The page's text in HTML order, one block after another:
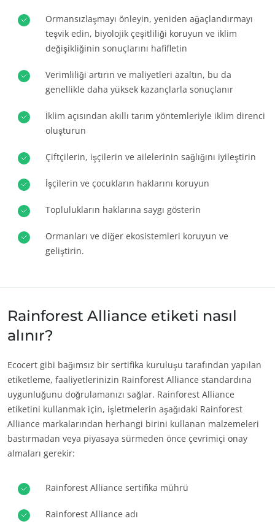
CSR TAAHHÜTLERIMIZ
Hi̇zmetleri̇mi̇zle harekete geç
Eki̇pleri̇mi̇zle i̇lerl
Çevremi̇z i̇çi̇n çaliş
Almanya (Almanca)
Fransa (Fransızca)
Romanya (Rumence)
Türkiye (Türkçe)
İsviçre (Almanca)
İtalya (İtalyanca)
Ormansızlaşmayı önleyin, yeniden ağaçlandırmayı
teşvik edin, biyolojik çeşitliliği koruyun ve iklim
değişikliğinin sonuçlarını hafifletin
Verimliliği artırın ve maliyetleri azaltın, bu da
genellikle daha yüksek kazançlarla sonuçlanır
İklim açısından akıllı tarım yöntemleriyle iklim direnci
oluşturun
Çiftçilerin, işçilerin ve ailelerinin sağlığını iyileştirin
İşçilerin ve çocukların haklarını koruyun
Toplulukların haklarına saygı gösterin
Ormanları ve diğer ekosistemleri koruyun ve
geliştirin.
Rainforest Alliance etiketi nasıl
alınır?
Ecocert gibi bağımsız bir sertifika kuruluşu tarafından yapılan
etiketleme, faaliyetlerinizin Rainforest Alliance standardına
uygunluğunu doğrulamanızı sağlar. Rainforest Alliance
etiketini kullanmak için, işletmelerin aşağıdaki Rainforest
Alliance markalarından herhangi birini kullanan malzemeleri
bastırmadan veya piyasaya sürmeden önce çevrimiçi onay
almaları gerekir:
Rainforest Alliance sertifika mührü
Rainforest Alliance adı